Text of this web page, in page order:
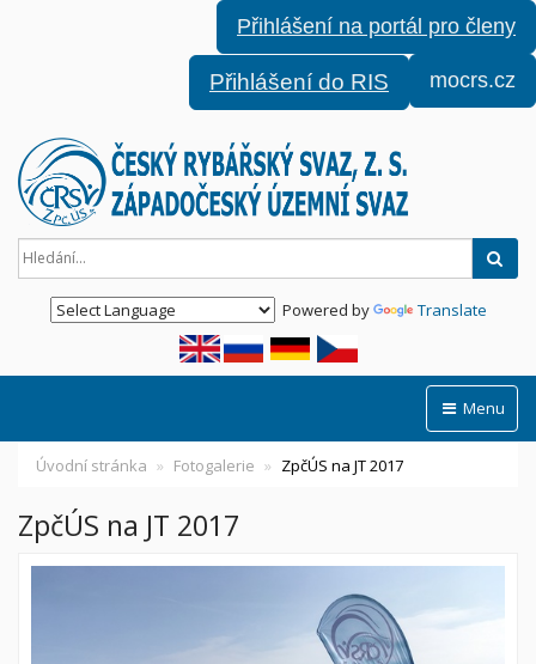
Přihlášení na portál pro členy
Přihlášení do RIS mocrs.cz
Powered by Translate
Menu
Úvodní stránka Fotogalerie ZpčÚS na JT 2017
ZpčÚS na JT 2017